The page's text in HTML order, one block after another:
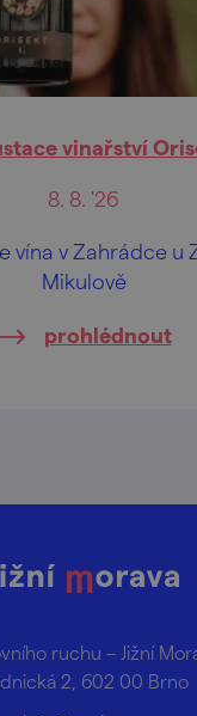
vinařství
8. 8. '26
vína v Zahrádce u
Mikulově
prohlédnout
ruchu – Jižní
2, 602 00 Brno